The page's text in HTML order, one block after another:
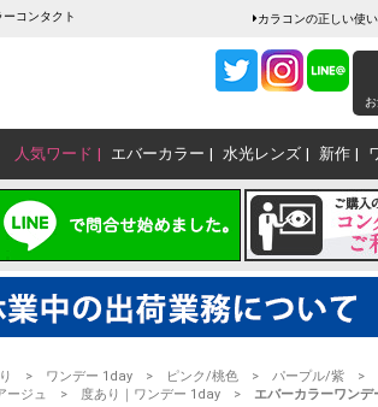
コンタクト カラコンの正しい使
人気ワード エバーカラー 水光レンズ 新作
ワンデー 1day ピンク/桃色 パープル/紫
ージュ
度あり｜ワンデー 1day エバーカラーワン